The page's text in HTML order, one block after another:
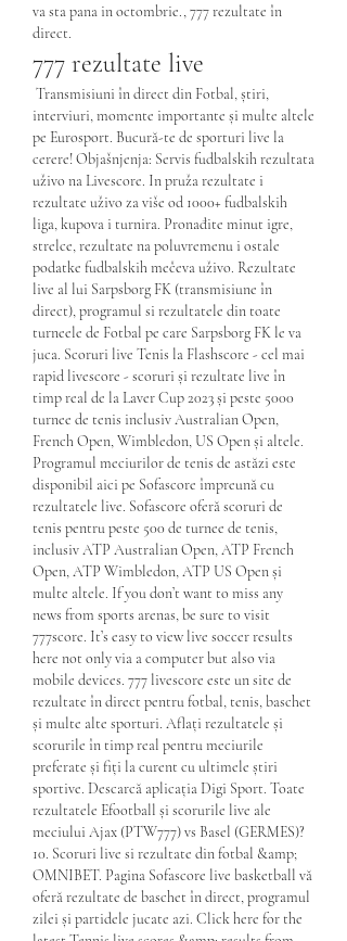
va sta pana in octombrie., 777 rezultate în
direct.
777 rezultate live
interviuri, momente importante și multe altele
pe Eurosport. Bucură-te de sporturi live la
cerere! Objašnjenja: Servis fudbalskih rezultata
uživo na Livescore. In pruža rezultate i
rezultate uživo za više od 1000+ fudbalskih
liga, kupova i turnira. Pronađite minut igre,
strelce, rezultate na poluvremenu i ostale
podatke fudbalskih mečeva uživo. Rezultate
live al lui Sarpsborg FK (transmisiune în
direct), programul si rezultatele din toate
turneele de Fotbal pe care Sarpsborg FK le va
juca. Scoruri live Tenis la Flashscore - cel mai
rapid livescore - scoruri și rezultate live în
timp real de la Laver Cup 2023 și peste 5000
turnee de tenis inclusiv Australian Open,
French Open, Wimbledon, US Open și altele.
Programul meciurilor de tenis de astăzi este
disponibil aici pe Sofascore împreună cu
rezultatele live. Sofascore oferă scoruri de
tenis pentru peste 500 de turnee de tenis,
inclusiv ATP Australian Open, ATP French
Open, ATP Wimbledon, ATP US Open și
multe altele. If you don’t want to miss any
news from sports arenas, be sure to visit
777score. It’s easy to view live soccer results
here not only via a computer but also via
mobile devices. 777 livescore este un site de
rezultate în direct pentru fotbal, tenis, baschet
și multe alte sporturi. Aflați rezultatele și
scorurile în timp real pentru meciurile
preferate și fiți la curent cu ultimele știri
sportive. Descarcă aplicația Digi Sport. Toate
rezultatele Efootball și scorurile live ale
meciului Ajax (PTW777) vs Basel (GERMES)?
10. Scoruri live si rezultate din fotbal &amp;
OMNIBET. Pagina Sofascore live basketball vă
oferă rezultate de baschet în direct, programul
zilei și partidele jucate azi. Click here for the